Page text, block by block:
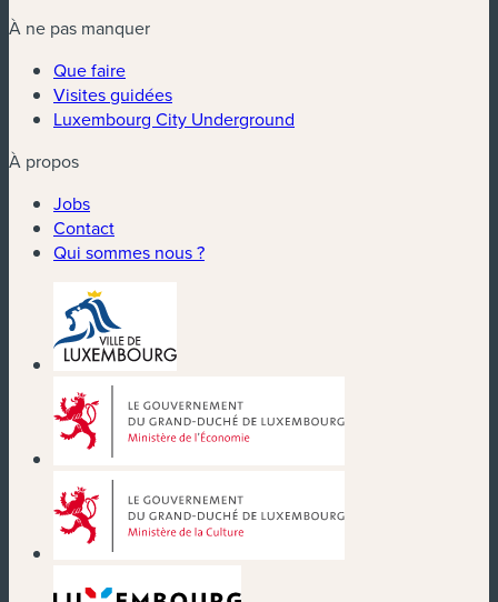
À ne pas manquer
Que faire
Visites guidées
Luxembourg City Underground
À propos
Jobs
Contact
Qui sommes nous ?